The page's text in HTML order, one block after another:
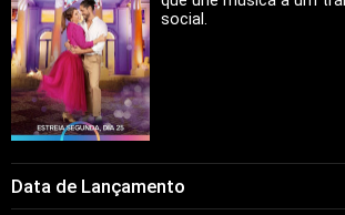
Hot
Popular
Tendência
Filmes
Séries
Novelas
social.
Data de Lançamento